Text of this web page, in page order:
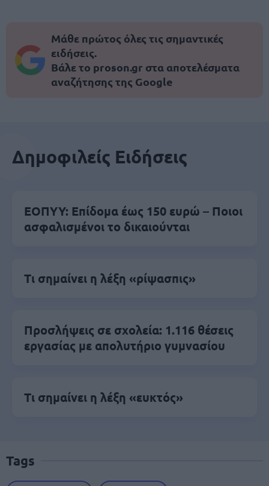
Μάθε πρώτος όλες τις σημαντικές
ειδήσεις.
Βάλε το proson.gr στα αποτελέσματα
αναζήτησης της Google
Δημοφιλείς Ειδήσεις
ΕΟΠΥΥ: Επίδομα έως 150 ευρώ – Ποιοι
ασφαλισμένοι το δικαιούνται
Τι σημαίνει η λέξη «ρίψασπις»
Προσλήψεις σε σχολεία: 1.116 θέσεις
εργασίας με απολυτήριο γυμνασίου
Τι σημαίνει η λέξη «ευκτός»
Tags